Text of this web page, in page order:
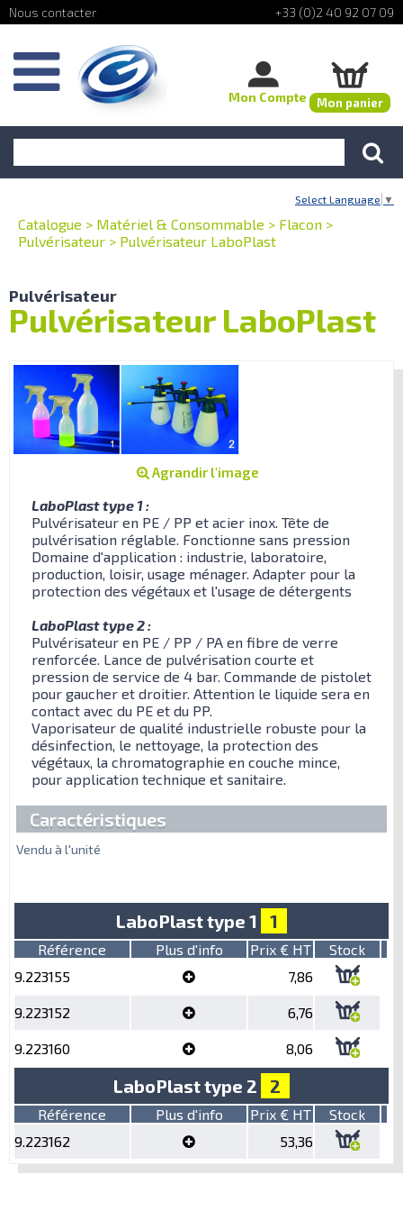
+33 (0)2 40 92 07 09
Mon Compte Mon panier
Select Language ▼
Catalogue > Matériel & Consommable > Flacon >
Pulvérisateur > Pulvérisateur LaboPlast
Pulvérisateur
Pulvérisateur LaboPlast
Agrandir l'image
LaboPlast type 1 :
Pulvérisateur en PE / PP et acier inox. Tête de
pulvérisation réglable. Fonctionne sans pression
Domaine d'application : industrie, laboratoire,
production, loisir, usage ménager. Adapter pour la
protection des végétaux et l'usage de détergents
LaboPlast type 2 :
Pulvérisateur en PE / PP / PA en fibre de verre
renforcée. Lance de pulvérisation courte et
pression de service de 4 bar. Commande de pistolet
pour gaucher et droitier. Attention le liquide sera en
contact avec du PE et du PP.
Vaporisateur de qualité industrielle robuste pour la
désinfection, le nettoyage, la protection des
végétaux, la chromatographie en couche mince,
pour application technique et sanitaire.
Caractéristiques
Vendu à l'unité
LaboPlast type 1 1
Référence Plus d'info Prix € HT
Stock
9.223155
7,86
9.223152 6,76
9.223160 8,06
LaboPlast type 2 2
Référence Plus d'info Prix € HT
Stock
9.223162
53,36